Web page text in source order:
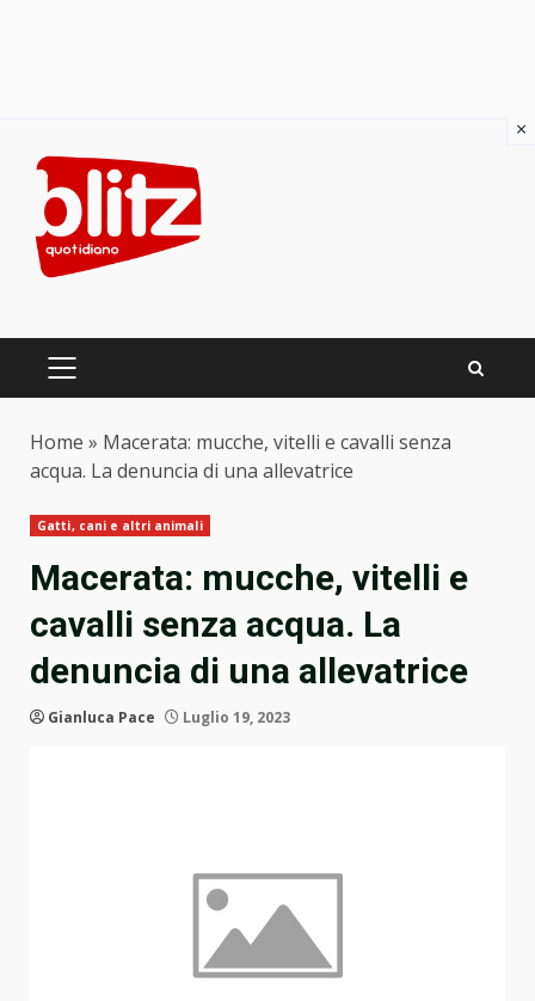
content
PRIMARY
Home » Macerata: mucche, vitelli e cavalli senza
acqua. La denuncia di una allevatrice
Gatti, cani e altri animali
Macerata: mucche, vitelli e
cavalli senza acqua. La
denuncia di una allevatrice
Gianluca Pace Luglio 19, 2023
×